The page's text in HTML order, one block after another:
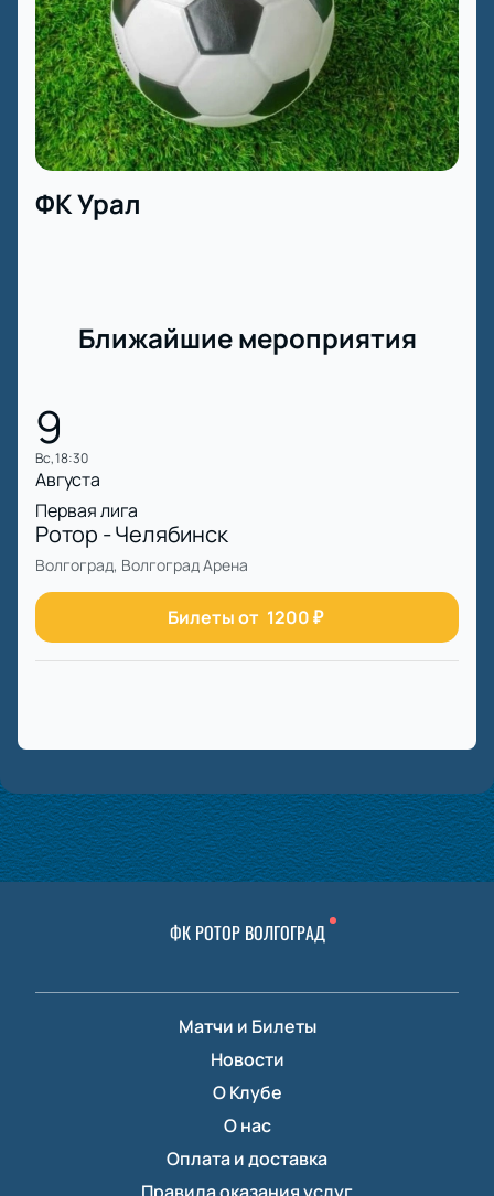
ФК Урал
Ближайшие мероприятия
9
вс, 18:30
Августа
Первая лига
Ротор - Челябинск
Волгоград, Волгоград Арена
Билеты от 1200₽
ФК РОТОР ВОЛГОГРАД
Матчи и Билеты
Новости
О Клубе
О нас
Оплата и доставка